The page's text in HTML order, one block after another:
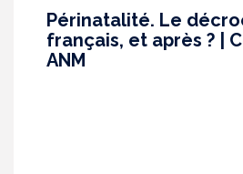
Périnatalité. Le
français, et après ? |
ANM